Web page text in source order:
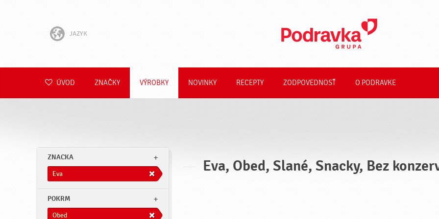
JAZYK
Hrvatski
Română
ÚVOD ZNAČKY VÝROBKY NOVINKY RECEPTY ZODPOVEDNOSŤ O PODRAVKE
ZNACKA
Eva
POKRM
Obed
Eva, Obed, Slané, Snacky, Bez